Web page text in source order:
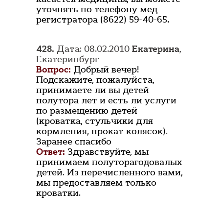
уточнять по телефону мед
регистратора (8622) 59-40-65.
428. Дата: 08.02.2010 Екатерина,
Екатеринбург
Вопрос: Добрый вечер!
Подскажите, пожалуйста,
принимаете ли вы детей
полутора лет и есть ли услуги
по размещению детей
(кроватка, стульчики для
кормления, прокат колясок).
Заранее спасибо
Ответ: Здравствуйте, мы
принимаем полуторагодовалых
детей. Из перечисленного вами,
мы предоставляем только
кроватки.